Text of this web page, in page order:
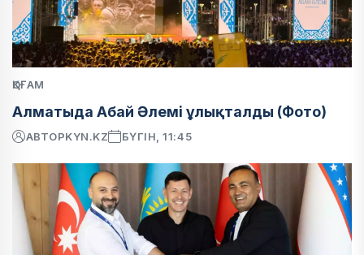
ҚОҒАМ
Алматыда Абай Әлемі ұлықталды (Фото)
АВТОРKYN.KZ БҮГІН, 11:45